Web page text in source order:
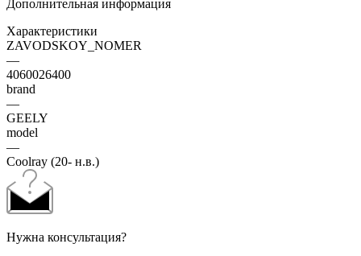
Дополнительная информация
Характеристики
ZAVODSKOY_NOMER
—
4060026400
brand
—
GEELY
model
—
Coolray (20- н.в.)
Нужна консультация?